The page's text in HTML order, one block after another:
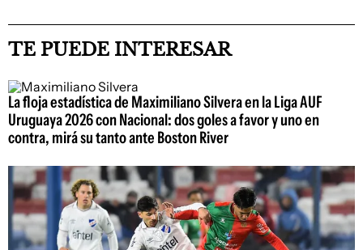
TE PUEDE INTERESAR
La floja estadística de Maximiliano Silvera en la Liga AUF
Uruguaya 2026 con Nacional: dos goles a favor y uno en
contra, mirá su tanto ante Boston River